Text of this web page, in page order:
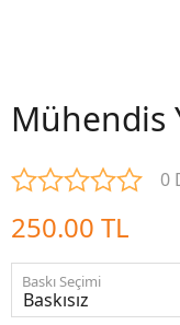
Mühendis
0
250.00 TL
Baskı Seçimi